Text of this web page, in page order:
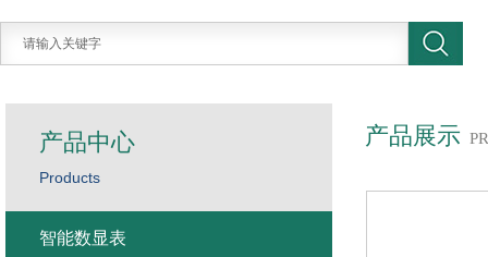
产品展示
产品中心
Products
智能数显表